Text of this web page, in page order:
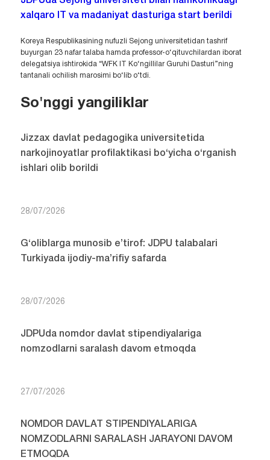
xalqaro IT va madaniyat dasturiga start berildi
Koreya Respublikasining nufuzli Sejong universitetidan tashrif
buyurgan 23 nafar talaba hamda professor-o‘qituvchilardan iborat
delegatsiya ishtirokida “WFK IT Ko‘ngillilar Guruhi Dasturi”ning
tantanali ochilish marosimi bo‘lib o‘tdi.
So'nggi yangiliklar
Jizzax davlat pedagogika universitetida
narkojinoyatlar profilaktikasi bo‘yicha o‘rganish
ishlari olib borildi
28/07/2026
G‘oliblarga munosib e’tirof: JDPU talabalari
Turkiyada ijodiy-ma’rifiy safarda
28/07/2026
JDPUda nomdor davlat stipendiyalariga
nomzodlarni saralash davom etmoqda
27/07/2026
NOMDOR DAVLAT STIPENDIYALARIGA
NOMZODLARNI SARALASH JARAYONI DAVOM
ETMOQDA